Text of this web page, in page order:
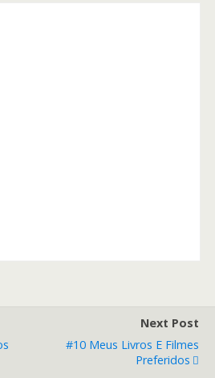
Next Post
#10 Meus Livros E Filmes
Preferidos